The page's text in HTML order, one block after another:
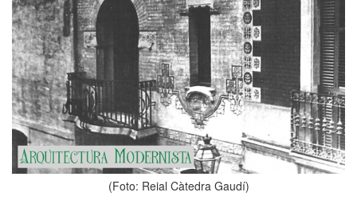
(Foto: Reial Càtedra Gaudí)